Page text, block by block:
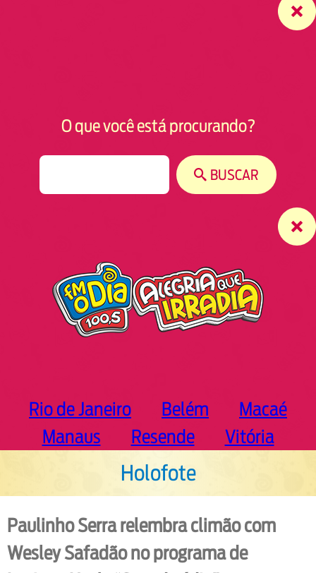
O que você está procurando?
BUSCAR
Rio de Janeiro Belém
Macaé
Manaus
Resende Vitória
Holofote
Paulinho Serra relembra climão com
Wesley Safadão no programa de